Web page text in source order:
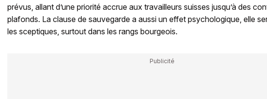
prévus, allant d’une priorité accrue aux travailleurs suisses jusqu’à des
plafonds. La clause de sauvegarde a aussi un effet psychologique, elle
les sceptiques, surtout dans les rangs bourgeois.